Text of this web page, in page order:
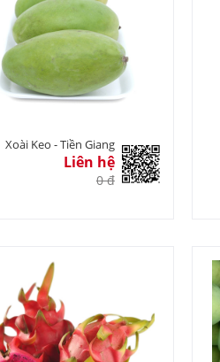
Xoài Keo - Tiền Giang
Liên hệ
0 đ